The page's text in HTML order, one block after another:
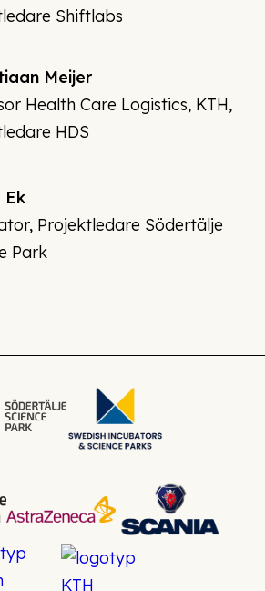
Shiftlabs
Meijer
Health Care Logistics, KTH,
HDS
Ek
Projektledare Södertälje
Park